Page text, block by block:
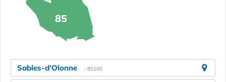
85
Sables-d'Olonne - 85100